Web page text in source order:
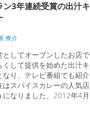
3年連続受賞の出汁キ
僚介
してオープンしたお店で
して提供を始めた出汁キ
り、テレビ番組でも紹介
はスパイスカレーの人気店
になりました。2012年4月